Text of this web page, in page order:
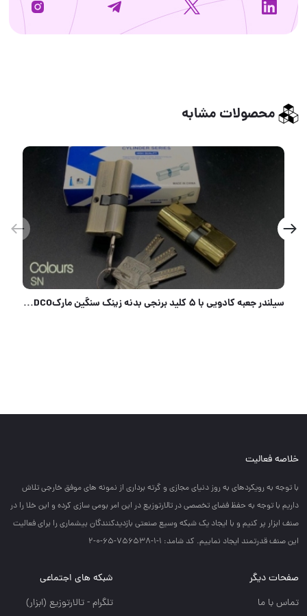
محصولات مشابه
قفل 2 و 2/5 کلیدی یون YONE جنس درجه یک وارداتی دارای ضمانت کارتن 60 عددی لینک کانال روبیکا http://ru
خلاصه فعالیت
با توجه به رويكردهاي به روز دنياي مجازي و گرته برداري از نمونه هاي موفق خارجي تلاش
داريم با توجه به حفظ فضاي تخصصي در تالارتوزيع در اين امر بومي سازي كرده و اين خلا را در
صنف ابزار پر كنيم و با ايجاد يك شبكه وسيع صنعتي بازديدكنندگان بيشماري را براي فعاليت
اين صنف قدرتمند ايجاد نماييم. کد شامد: 1-1-756538-65-0-2
صفحات دیگر
تماس با ما
شبکه های اجتماعی
تلگرام - تالارتوزيع (ابزار)